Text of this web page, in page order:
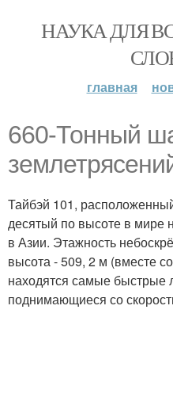
НАУКА ДЛЯ
главная
660-Тонный
Тайбэй 101,
десятый по высоте в мире
в Азии. Этажность
высота - 509, 2 м (вместе
находятся самые быстрые
поднимающиеся со